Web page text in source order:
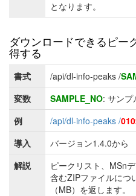
となります。
ダウンロードできるピー
得する
書式 /api/dl-info-peaks /
変数
SAMPLE_NO: サンプ
例
/api/dl-info-peaks /
導入
バージョン1.4.0から
解説
ピークリスト、MSn
含むZIPファイルにつ
（MB）を返します。